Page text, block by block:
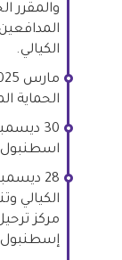
والمقرر
الكيالي.
الحماية
الكيالي
مركز